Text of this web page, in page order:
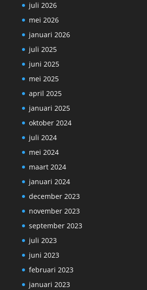
juli 2026
mei 2026
januari 2026
juli 2025
juni 2025
mei 2025
april 2025
januari 2025
oktober 2024
juli 2024
mei 2024
maart 2024
januari 2024
december 2023
november 2023
september 2023
juli 2023
juni 2023
februari 2023
januari 2023